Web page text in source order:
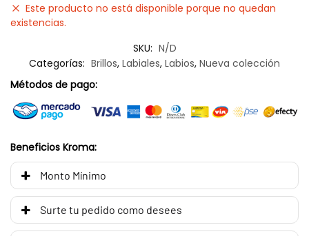
Este producto no está disponible porque no quedan
existencias.
SKU: N/D
Categorías: Brillos, Labiales, Labios, Nueva colección
Métodos de pago:
Beneficios Kroma:
Monto Mínimo
Surte tu pedido como desees